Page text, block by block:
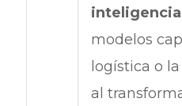
modelos
logística o
al